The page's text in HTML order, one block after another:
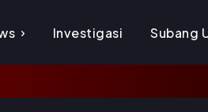
Investigasi Subang
Bacadnas